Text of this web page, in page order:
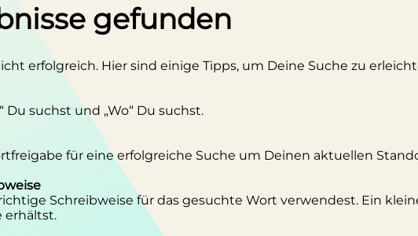
gefunden
erfolgreich. Hier sind einige Tipps, um Deine Suche zu
Du suchst und „Wo“ Du suchst.
für eine erfolgreiche Suche um Deinen aktuellen
Schreibweise für das gesuchte Wort verwendest. Ein
erhältst.